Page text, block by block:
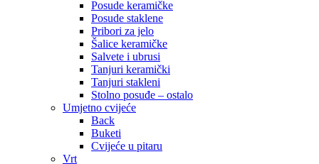
Posude keramičke
Posude staklene
Pribori za jelo
Šalice keramičke
Salvete i ubrusi
Tanjuri keramički
Tanjuri stakleni
Stolno posuđe – ostalo
Umjetno cvijeće
Back
Buketi
Cvijeće u pitaru
Vrt